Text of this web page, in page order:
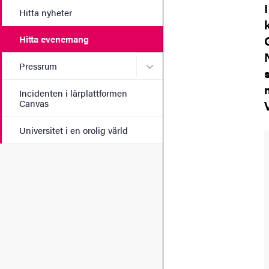
Hitta nyheter
Hitta evenemang
Pressrum Undermeny för Pressrum
Incidenten i lärplattformen
Canvas
Universitet i en orolig värld